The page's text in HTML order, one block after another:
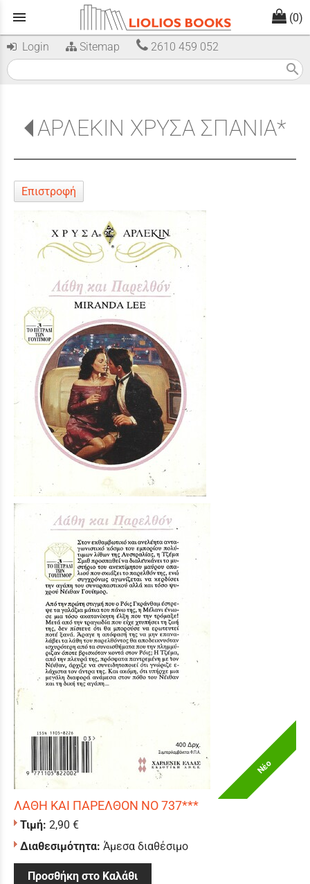
menu (0)
Login Sitemap 2610 459 052
search
ΑΡΛΕΚΙΝ ΧΡΥΣΑ ΣΠΑΝΙΑ*
Επιστροφή
Νέο
ΛΑΘΗ ΚΑΙ ΠΑΡΕΛΘΟΝ ΝΟ 737***
Τιμή: 2,90 €
Διαθεσιμότητα: Άμεσα διαθέσιμο
Προσθήκη στο Καλάθι